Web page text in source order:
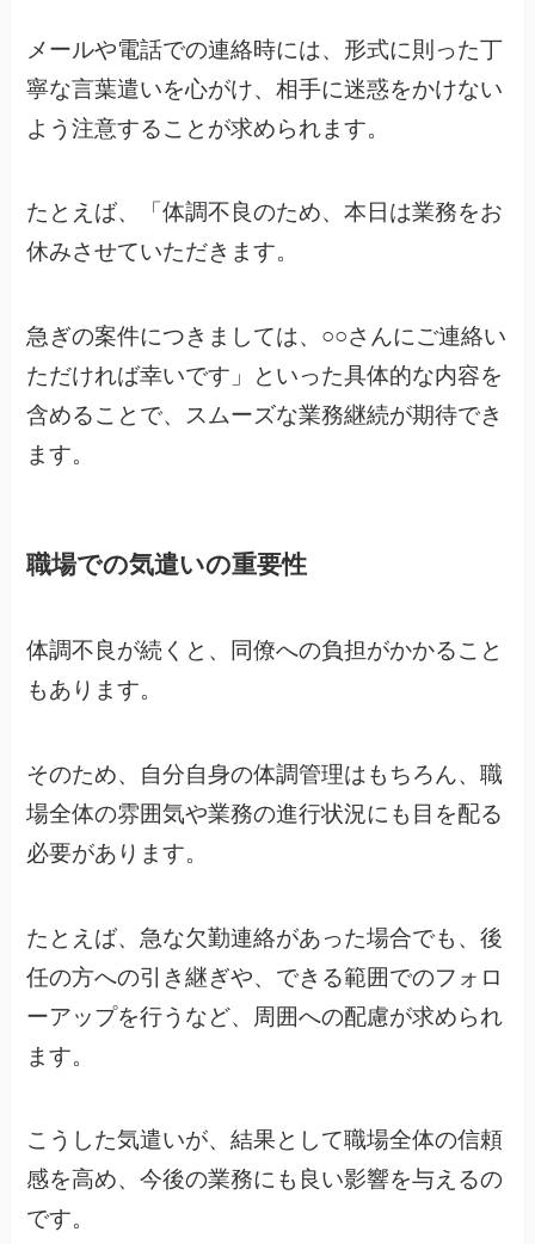
メールや電話での連絡時には、形式に則った丁
寧な言葉遣いを心がけ、相手に迷惑をかけない
よう注意することが求められます。
たとえば、「体調不良のため、本日は業務をお
休みさせていただきます。
急ぎの案件につきましては、○○さんにご連絡い
ただければ幸いです」といった具体的な内容を
含めることで、スムーズな業務継続が期待でき
ます。
職場での気遣いの重要性
体調不良が続くと、同僚への負担がかかること
もあります。
そのため、自分自身の体調管理はもちろん、職
場全体の雰囲気や業務の進行状況にも目を配る
必要があります。
たとえば、急な欠勤連絡があった場合でも、後
任の方への引き継ぎや、できる範囲でのフォロ
ーアップを行うなど、周囲への配慮が求められ
ます。
こうした気遣いが、結果として職場全体の信頼
感を高め、今後の業務にも良い影響を与えるの
です。